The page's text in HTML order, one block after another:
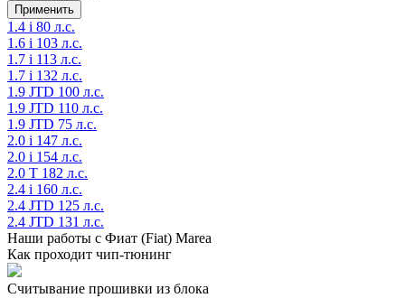
1.4 i 80 л.с.
1.6 i 103 л.с.
1.7 i 113 л.с.
1.7 i 132 л.с.
1.9 JTD 100 л.с.
1.9 JTD 110 л.с.
1.9 JTD 75 л.с.
2.0 i 147 л.с.
2.0 i 154 л.с.
2.0 T 182 л.с.
2.4 i 160 л.с.
2.4 JTD 125 л.с.
2.4 JTD 131 л.с.
Наши работы с Фиат (Fiat) Marea
Как проходит чип-тюнинг
Считывание прошивки из блока